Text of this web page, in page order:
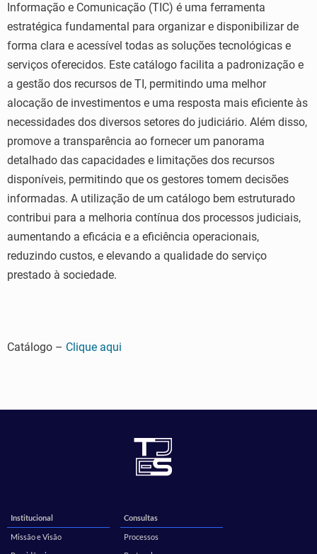
Informação e Comunicação (TIC) é uma ferramenta
estratégica fundamental para organizar e disponibilizar de
forma clara e acessível todas as soluções tecnológicas e
serviços oferecidos. Este catálogo facilita a padronização e
a gestão dos recursos de TI, permitindo uma melhor
alocação de investimentos e uma resposta mais eficiente às
necessidades dos diversos setores do judiciário. Além disso,
promove a transparência ao fornecer um panorama
detalhado das capacidades e limitações dos recursos
disponíveis, permitindo que os gestores tomem decisões
informadas. A utilização de um catálogo bem estruturado
contribui para a melhoria contínua dos processos judiciais,
aumentando a eficácia e a eficiência operacionais,
reduzindo custos, e elevando a qualidade do serviço
prestado à sociedade.
Catálogo – Clique aqui
Institucional
Missão e Visão
Consultas
Processos